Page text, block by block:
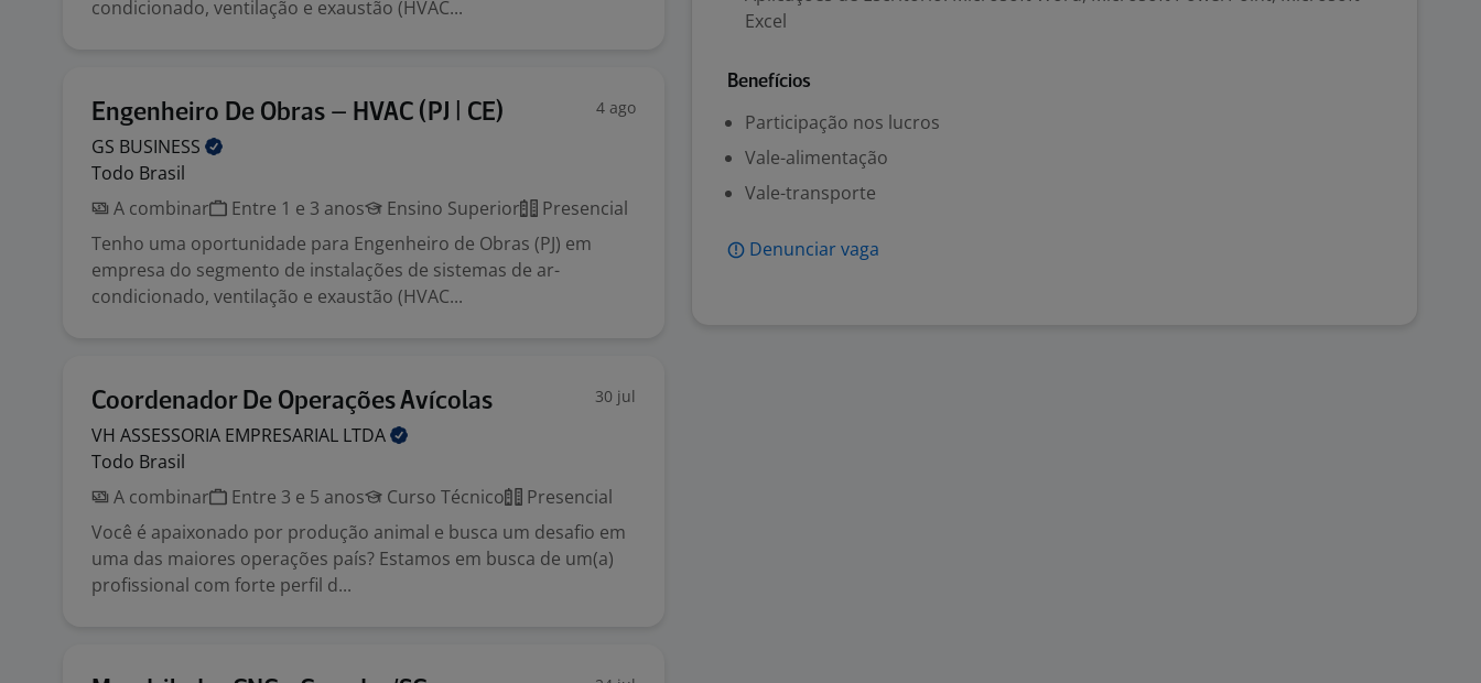
condicionado, ventilação e exaustão (HVAC...
Engenheiro De Obras – HVAC (PJ | CE) 4 ago
GS BUSINESS
Todo Brasil
A combinar
Entre 1 e 3 anos Ensino Superior
Presencial
Tenho uma oportunidade para Engenheiro de Obras (PJ) em
empresa do segmento de instalações de sistemas de ar-
condicionado, ventilação e exaustão (HVAC...
Coordenador De Operações Avícolas 30 jul
VH ASSESSORIA EMPRESARIAL LTDA
Todo Brasil
A combinar
Entre 3 e 5 anos Curso Técnico
Presencial
Você é apaixonado por produção animal e busca um desafio em
uma das maiores operações país? Estamos em busca de um(a)
profissional com forte perfil d...
Excel
Benefícios
Participação nos lucros
Vale-alimentação
Vale-transporte
Denunciar vaga